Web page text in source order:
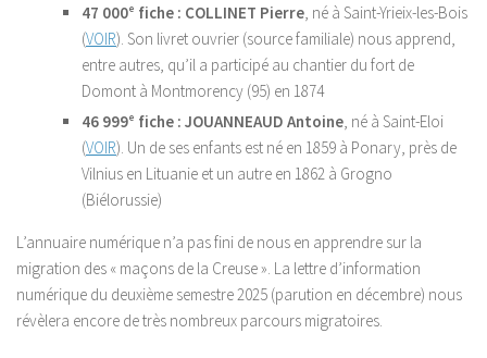
47 000e fiche : COLLINET Pierre, né à Saint-Yrieix-les-Bois
(VOIR). Son livret ouvrier (source familiale) nous apprend,
entre autres, qu’il a participé au chantier du fort de
Domont à Montmorency (95) en 1874
46 999e fiche : JOUANNEAUD Antoine, né à Saint-Eloi
(VOIR). Un de ses enfants est né en 1859 à Ponary, près de
Vilnius en Lituanie et un autre en 1862 à Grogno
(Biélorussie)
L’annuaire numérique n’a pas fini de nous en apprendre sur la
migration des « maçons de la Creuse ». La lettre d’information
numérique du deuxième semestre 2025 (parution en décembre) nous
révèlera encore de très nombreux parcours migratoires.